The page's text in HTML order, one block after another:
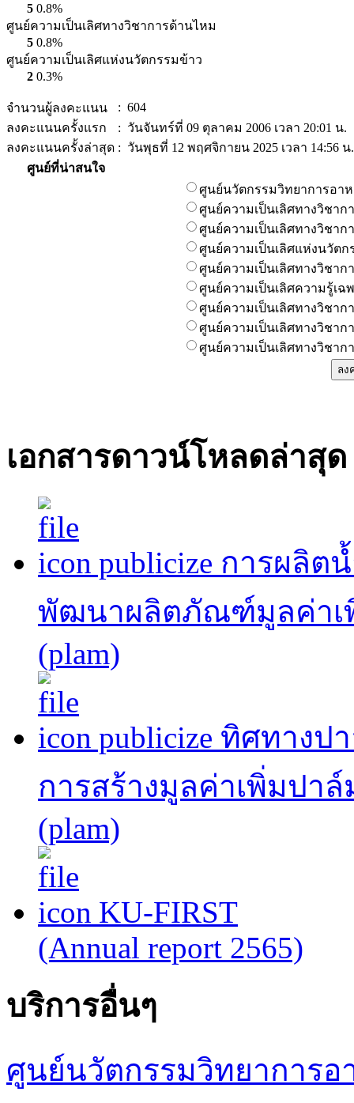
5 0.8%
ศูนย์ความเป็นเลิศทางวิชาการด้านไหม
5 0.8%
ศูนย์ความเป็นเลิศแห่งนวัตกรรมข้าว
2 0.3%
จำนวนผู้ลงคะแนน
: 604
ลงคะแนนครั้งแรก
: วันจันทร์ที่ 09 ตุลาคม 2006 เวลา 20:01 น.
ลงคะแนนครั้งล่าสุด : วันพุธที่ 12 พฤศจิกายน 2025 เวลา 14:56 น.
ศูนย์ที่น่าสนใจ
ศูนย์นวัตกรรมวิทยาการอา
ศูนย์ความเป็นเลิศทางวิชาก
ศูนย์ความเป็นเลิศทางวิชา
ศูนย์ความเป็นเลิศแห่งนวัตก
ศูนย์ความเป็นเลิศทางวิชาก
ศูนย์ความเป็นเลิศความรู้เ
ศูนย์ความเป็นเลิศทางวิชาก
ศูนย์ความเป็นเลิศทางวิชาก
ศูนย์ความเป็นเลิศทางวิชาก
เอกสารดาวน์โหลดล่าสุด
publicize การผลิ
พัฒนาผลิตภัณฑ์มูลค่าเ
(plam)
publicize ทิศทาง
การสร้างมูลค่าเพิ่มปา
(plam)
KU-FIRST
(Annual report 2565)
บริการอื่นๆ
ศูนย์นวัตกรรมวิทยาการอ